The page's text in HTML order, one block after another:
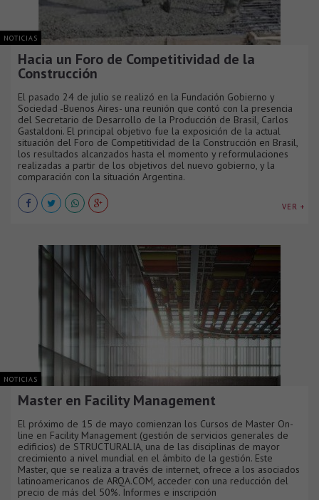
NOTICIAS
Hacia un Foro de Competitividad de la
Construcción
El pasado 24 de julio se realizó en la Fundación Gobierno y
Sociedad -Buenos Aires- una reunión que contó con la presencia
del Secretario de Desarrollo de la Producción de Brasil, Carlos
Gastaldoni. El principal objetivo fue la exposición de la actual
situación del Foro de Competitividad de la Construcción en Brasil,
los resultados alcanzados hasta el momento y reformulaciones
realizadas a partir de los objetivos del nuevo gobierno, y la
comparación con la situación Argentina.
VER +
NOTICIAS
Master en Facility Management
El próximo de 15 de mayo comienzan los Cursos de Master On-
line en Facility Management (gestión de servicios generales de
edificios) de STRUCTURALIA, una de las disciplinas de mayor
crecimiento a nivel mundial en el ámbito de la gestión. Este
Master, que se realiza a través de internet, ofrece a los asociados
latinoamericanos de ARQA.COM, acceder con una reducción del
precio de más del 50%. Informes e inscripción